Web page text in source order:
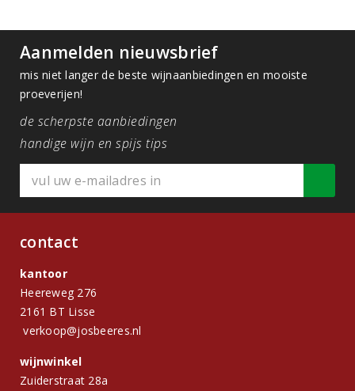
Aanmelden nieuwsbrief
mis niet langer de beste wijnaanbiedingen en mooiste
proeverijen!
de scherpste aanbiedingen
handige wijn en spijs tips
contact
kantoor
Heereweg 276
2161 BT Lisse
verkoop@josbeeres.nl
wijnwinkel
Zuiderstraat 28a